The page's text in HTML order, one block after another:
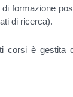
formazione
di ricerca).
corsi è gestita